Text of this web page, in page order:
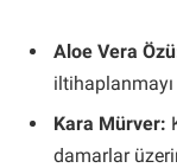
Aloe Vera
Kara Mürver:
damarlar